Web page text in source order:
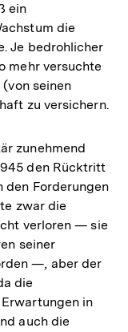
ein
die
Je bedrohlicher
mehr versuchte
seinen
zu versichern.
zunehmend
den Rücktritt
den Forderungen
zwar die
verloren — sie
seiner
—, aber der
die
in
auch die